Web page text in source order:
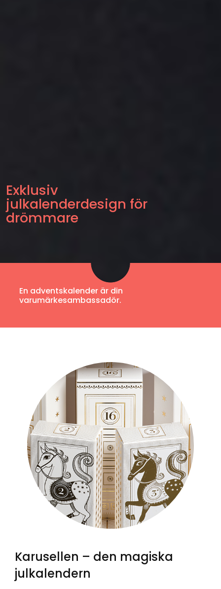
Exklusiv
julkalenderdesign för
drömmare
En adventskalender är din
varumärkesambassadör.
Karusellen – den magiska
julkalendern